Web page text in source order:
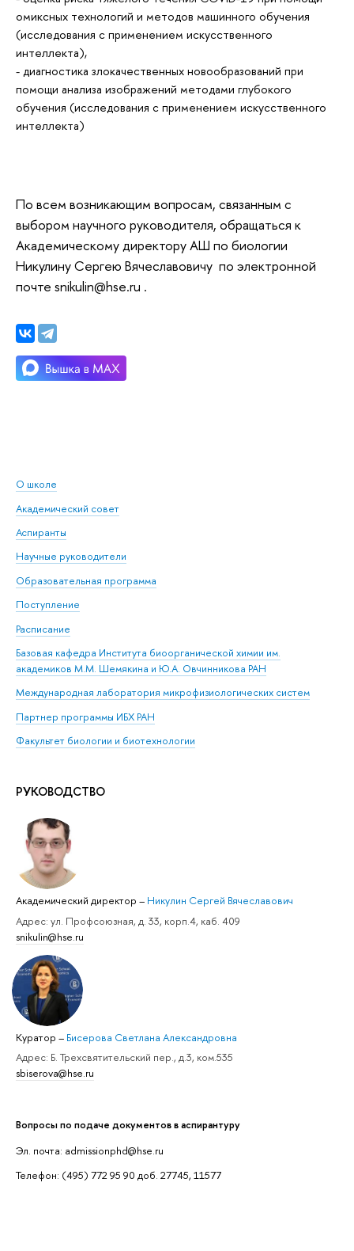
О школе
Академический совет
Аспиранты
Научные руководители
Образовательная программа
Поступление
Расписание
Базовая кафедра Института биоорганической химии им.
академиков М.М. Шемякина и Ю.А. Овчинникова РАН
Международная лаборатория микрофизиологических систем
Партнер программы ИБХ РАН
Факультет биологии и биотехнологии
РУКОВОДСТВО
Академический директор – Никулин Сергей Вячеславович
Адрес: ул. Профсоюзная, д. 33, корп.4, каб. 409
snikulin@hse.ru
Куратор – Бисерова Светлана Александровна
Адрес: Б. Трехсвятительский пер., д.3, ком.535
sbiserova@hse.ru
Вопросы по подаче документов в аспирантуру
Эл. почта: admissionphd@hse.ru
Телефон: (495) 772 95 90 доб. 27745, 11577
омиксных технологий и методов машинного обучения
(исследования с применением искусственного
интеллекта),
- диагностика злокачественных новообразований при
помощи анализа изображений методами глубокого
обучения (исследования с применением искусственного
интеллекта)
По всем возникающим вопросам, связанным с
выбором научного руководителя, обращаться к
Академическому директору АШ по биологии
Никулину Сергею Вячеславовичу по электронной
почте snikulin@hse.ru .